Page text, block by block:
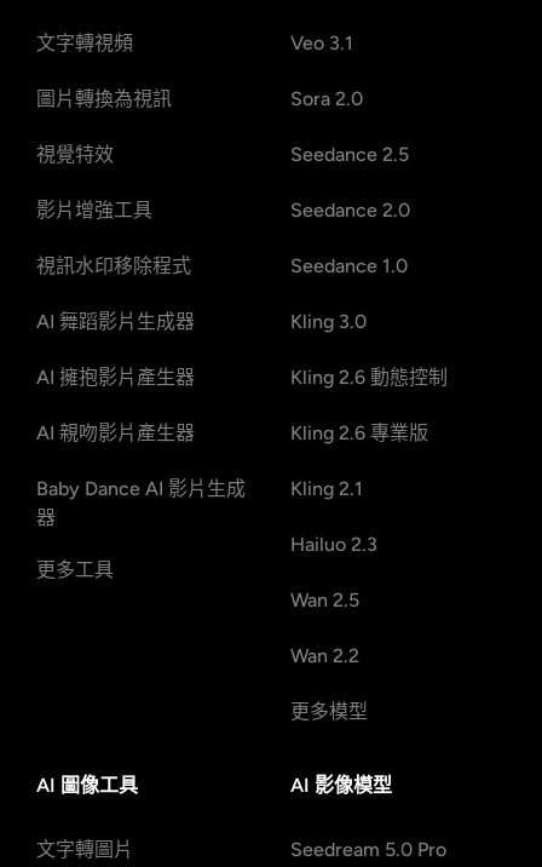
文字轉視頻
圖片轉換為視訊
視覺特效
影片增強工具
視訊水印移除程式
AI 舞蹈影片生成器
AI 擁抱影片產生器
AI 親吻影片產生器
Baby Dance AI 影片生成
器
更多工具
Veo 3.1
Sora 2.0
Seedance 2.5
Seedance 2.0
Seedance 1.0
Kling 3.0
Kling 2.6 動態控制
Kling 2.6 專業版
Kling 2.1
Hailuo 2.3
Wan 2.5
Wan 2.2
更多模型
AI 圖像工具
文字轉圖片
AI 影像模型
Seedream 5.0 Pro